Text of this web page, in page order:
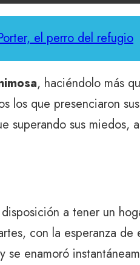
el perro del refugio
, haciéndolo más
los que presenciaron
sus miedos,
a tener un
con la esperanza
se enamoró